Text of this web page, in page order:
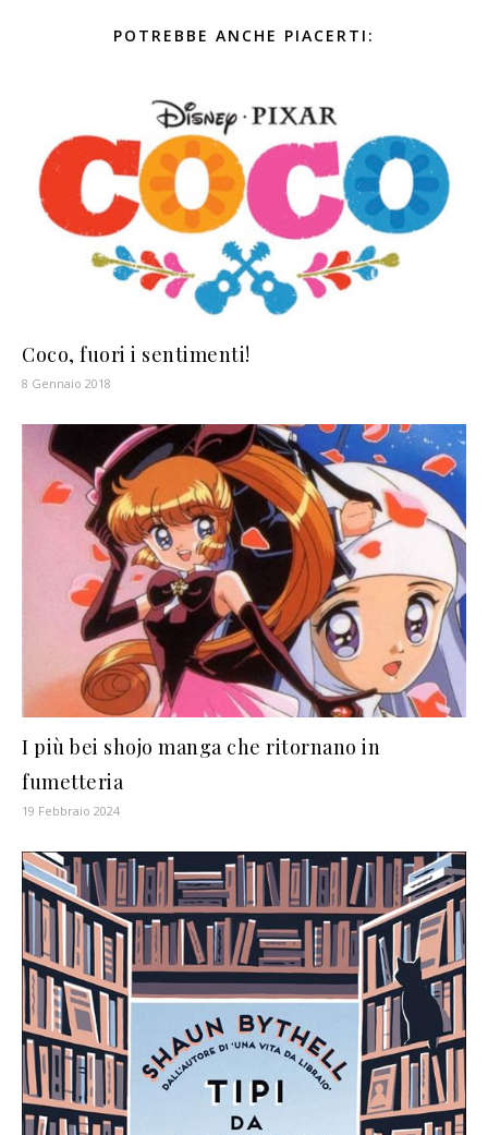
POTREBBE ANCHE PIACERTI:
Coco, fuori i sentimenti!
8 Gennaio 2018
I più bei shojo manga che ritornano in
fumetteria
19 Febbraio 2024